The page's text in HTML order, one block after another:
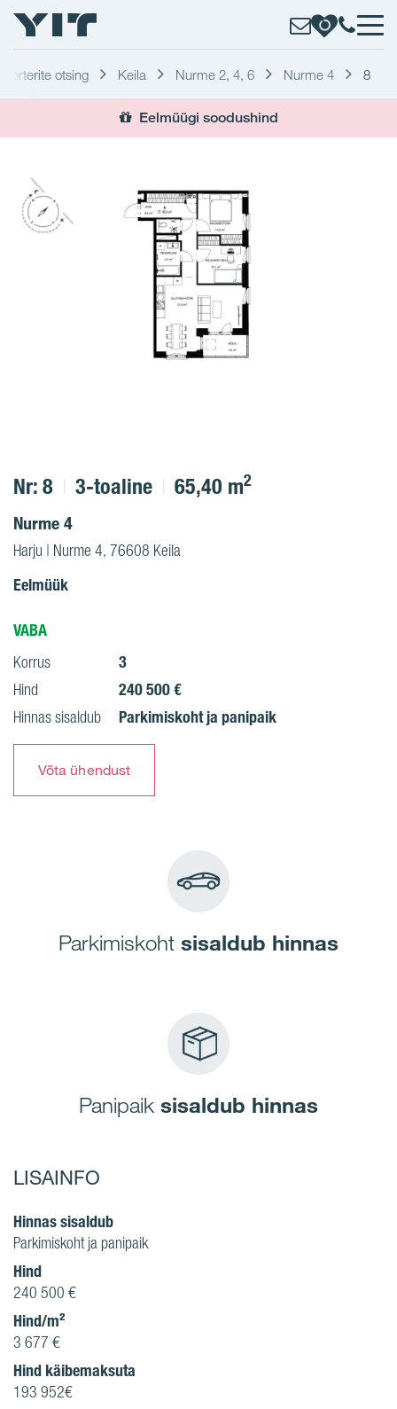
Korterite otsing Keila Nurme 2, 4, 6 Nurme 4 8
Eelmüügi soodushind
Nr: 8 3-toaline 65,40 m2
Nurme 4
Harju | Nurme 4, 76608 Keila
Eelmüük
VABA
Korrus 3
Hind 240 500 €
Hinnas sisaldub Parkimiskoht ja panipaik
Võta ühendust
Parkimiskoht sisaldub hinnas
Panipaik sisaldub hinnas
LISAINFO
Hinnas sisaldub
Parkimiskoht ja panipaik
Hind
240 500 €
Hind/m²
3 677 €
Hind käibemaksuta
193 952€